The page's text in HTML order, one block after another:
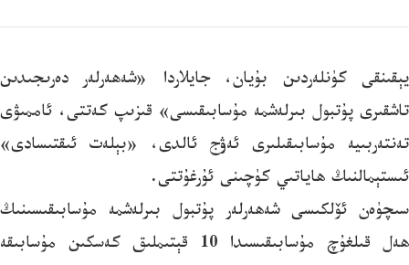
يېقىنقى كۈنلەردىن بۇيان، جايلاردا «شەھەرلەر دەرىجىدىن
تاشقىرى پۇتبول بىرلەشمە مۇسابىقىسى» قىزىپ كەتتى، ئاممىۋى
تەنتەربىيە مۇسابىقىلىرى ئەۋج ئالدى، «بېلەت ئىقتىسادى»
ئىستېمالنىڭ ھاياتىي كۈچىنى ئۇرغۇتتى.
سىچۈەن ئۆلكىسى شەھەرلەر پۇتبول بىرلەشمە مۇسابىقىسىنىڭ
ھەل قىلغۇچ مۇسابىقىسىدا 10 قېتىملىق كەسكىن مۇسابىقە